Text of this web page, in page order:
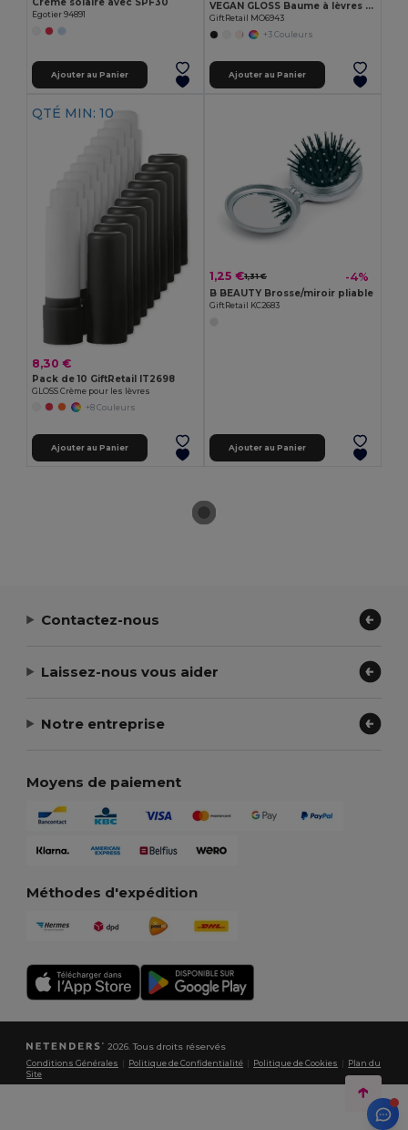
Crème solaire avec SPF30
Egotier 94891
Ajouter au Panier
VEGAN GLOSS Baume à lèvres végan
GiftRetail MO6943
+3 Couleurs
Ajouter au Panier
QTÉ MIN: 10
8,30 €
Pack de 10 GiftRetail IT2698
GLOSS Crème pour les lèvres
+8 Couleurs
Ajouter au Panier
1,25 €1,31 € -4%
B BEAUTY Brosse/miroir pliable
GiftRetail KC2683
Ajouter au Panier
Contactez-nous
Laissez-nous vous aider
Notre entreprise
Moyens de paiement
Méthodes d'expédition
2026. Tous droits réservés
Conditions Générales Politique de Confidentialité Politique de Cookies
Plan du
Site